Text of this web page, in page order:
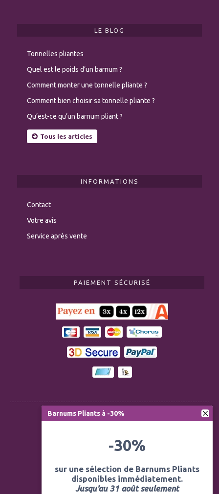
LE BLOG
Tonnelles pliantes
Quel est le poids d’un barnum ?
Comment monter une tonnelle pliante ?
Comment bien choisir sa tonnelle pliante ?
Qu’est-ce qu’un barnum pliant ?
Tous les articles
INFORMATIONS
Contact
Votre avis
Service après vente
PAIEMENT SÉCURISÉ
Modération des avis
Politique de confidentialité
Barnums Pliants à -30%
-30%
sur une sélection de Barnums Pliants
disponibles immédiatement.
Jusqu'au 31 août seulement